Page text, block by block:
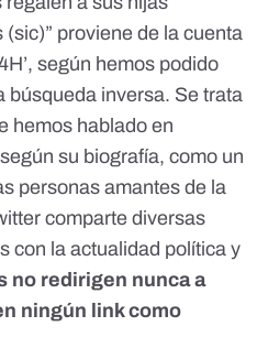
proviene de la cuenta
, según hemos podido
búsqueda inversa. Se trata
hemos hablado en
su biografía, como un
personas amantes de la
comparte diversas
con la actualidad política y
no redirigen nunca a
ningún link como